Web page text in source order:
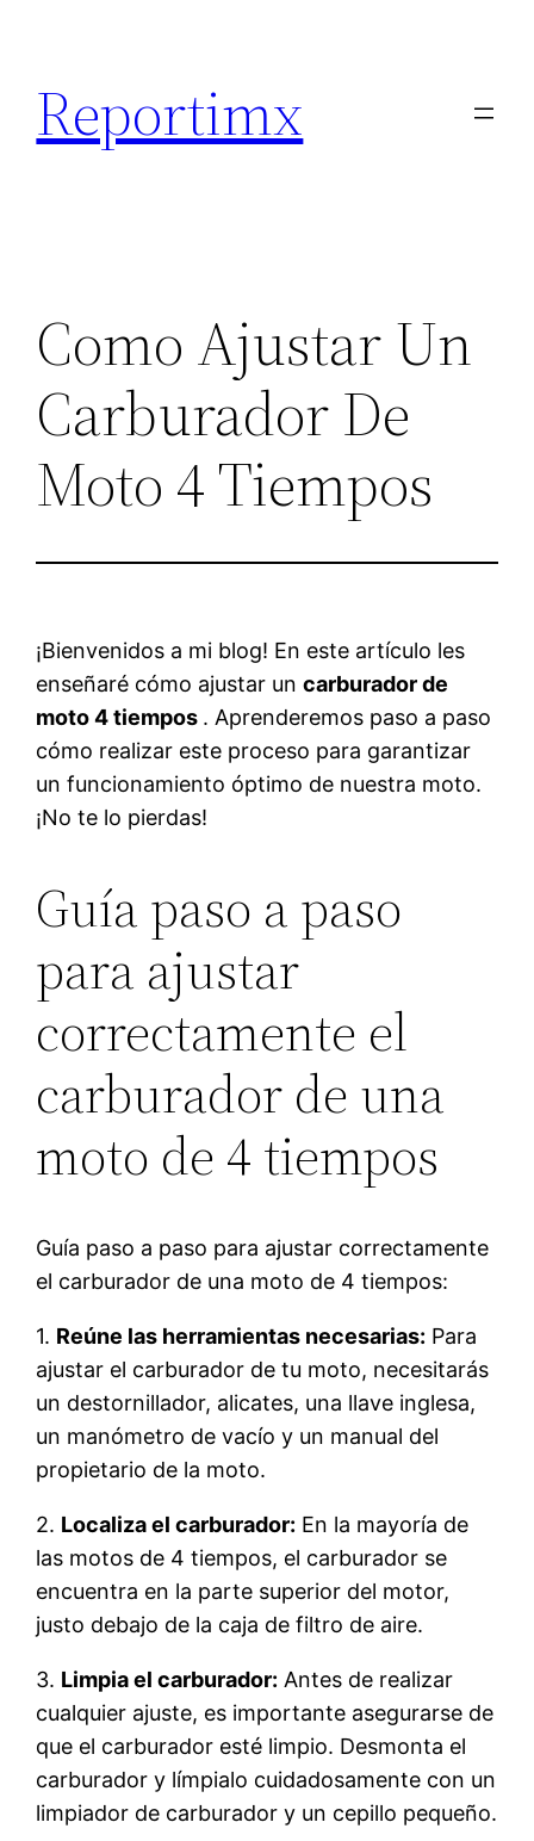
contenido
Reportimx
Como Ajustar Un
Carburador De
Moto 4 Tiempos
¡Bienvenidos a mi blog! En este artículo les
enseñaré cómo ajustar uncarburador de
moto 4 tiempos . Aprenderemos paso a paso
cómo realizar este proceso para garantizar
un funcionamiento óptimo de nuestra moto.
¡No te lo pierdas!
Guía paso a paso
para ajustar
correctamente el
carburador de una
moto de 4 tiempos
Guía paso a paso para ajustar correctamente
el carburador de una moto de 4 tiempos:
1. Reúne las herramientas necesarias: Para
ajustar el carburador de tu moto, necesitarás
un destornillador, alicates, una llave inglesa,
un manómetro de vacío y un manual del
propietario de la moto.
2. Localiza el carburador: En la mayoría de
las motos de 4 tiempos, el carburador se
encuentra en la parte superior del motor,
justo debajo de la caja de filtro de aire.
3. Limpia el carburador: Antes de realizar
cualquier ajuste, es importante asegurarse de
que el carburador esté limpio. Desmonta el
carburador y límpialo cuidadosamente con un
limpiador de carburador y un cepillo pequeño.